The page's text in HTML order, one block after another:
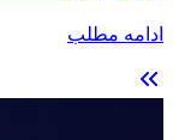
ادامه مطلب